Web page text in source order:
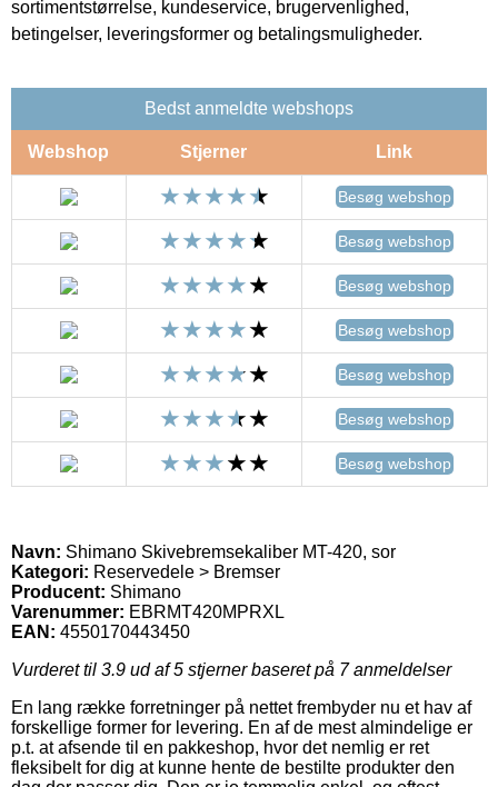
sortimentstørrelse, kundeservice, brugervenlighed,
betingelser, leveringsformer og betalingsmuligheder.
Bedst anmeldte webshops
Webshop Stjerner Link
Besøg webshop
Besøg webshop
Besøg webshop
Besøg webshop
Besøg webshop
Besøg webshop
Besøg webshop
Navn: Shimano Skivebremsekaliber MT-420, sor
Kategori: Reservedele > Bremser
Producent: Shimano
Varenummer: EBRMT420MPRXL
EAN: 4550170443450
Vurderet til 3.9 ud af 5 stjerner baseret på 7anmeldelser
En lang række forretninger på nettet frembyder nu et hav af
forskellige former for levering. En af de mest almindelige er
p.t. at afsende til en pakkeshop, hvor det nemlig er ret
fleksibelt for dig at kunne hente de bestilte produkter den